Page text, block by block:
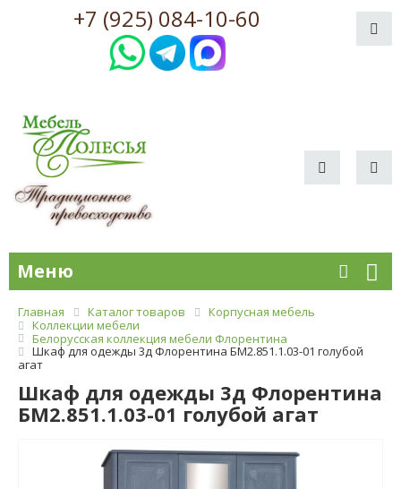
+7 (925) 084-10-60
Меню
Главная Каталог товаров
Корпусная мебель
Коллекции мебели
Белорусская коллекция мебели Флорентина
Шкаф для одежды 3д Флорентина БМ2.851.1.03-01 голубой
агат
Шкаф для одежды 3д Флорентина
БМ2.851.1.03-01 голубой агат